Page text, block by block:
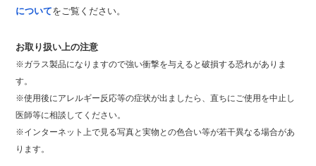
についてをご覧ください。
お取り扱い上の注意
※ガラス製品になりますので強い衝撃を与えると破損する恐れがありま
す。
※使用後にアレルギー反応等の症状が出ましたら、直ちにご使用を中止し
医師等に相談してください。
※インターネット上で見る写真と実物との色合い等が若干異なる場合があ
ります。